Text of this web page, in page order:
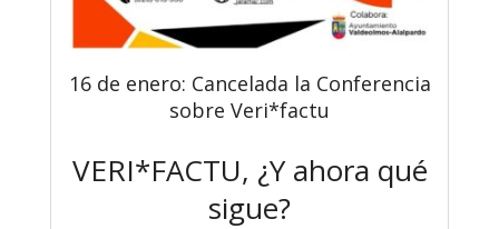
16 de enero: Cancelada la Conferencia
sobre Veri*factu
VERI*FACTU, ¿Y ahora qué
sigue?